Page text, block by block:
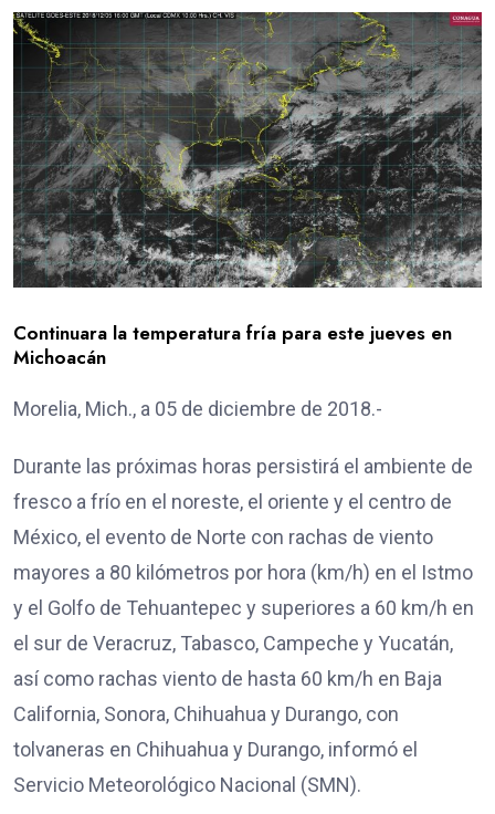
Continuara la temperatura fría para este jueves en
Michoacán
Morelia, Mich., a 05 de diciembre de 2018.-
Durante las próximas horas persistirá el ambiente de
fresco a frío en el noreste, el oriente y el centro de
México, el evento de Norte con rachas de viento
mayores a 80 kilómetros por hora (km/h) en el Istmo
y el Golfo de Tehuantepec y superiores a 60 km/h en
el sur de Veracruz, Tabasco, Campeche y Yucatán,
así como rachas viento de hasta 60 km/h en Baja
California, Sonora, Chihuahua y Durango, con
tolvaneras en Chihuahua y Durango, informó el
Servicio Meteorológico Nacional (SMN).